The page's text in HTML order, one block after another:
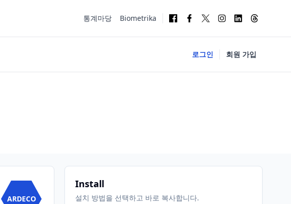
통계마당 Biometrika
로그인 회원 가입
ARDECO
Install
설치 방법을 선택하고 바로 복사합니다.